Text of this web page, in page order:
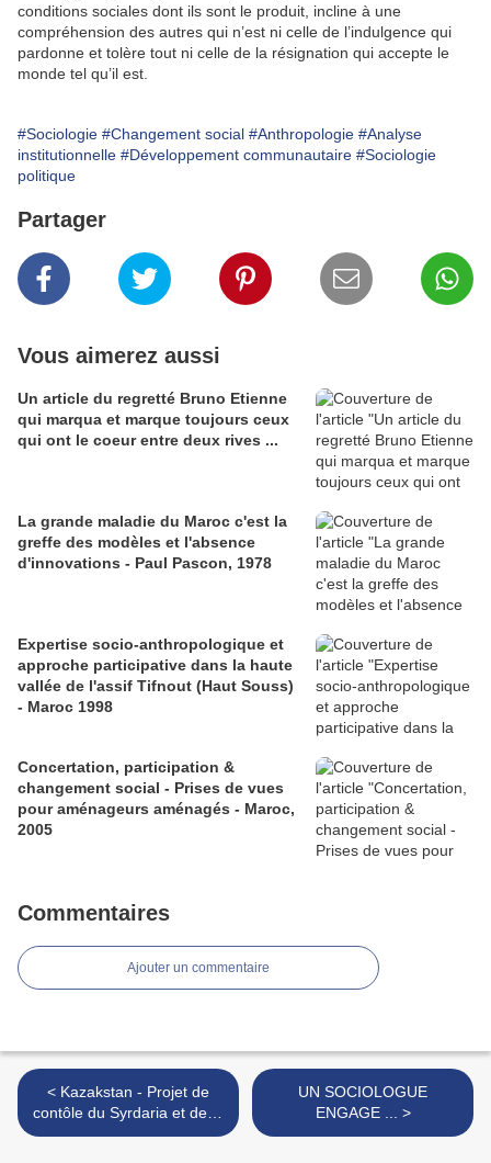
conditions sociales dont ils sont le produit, incline à une
compréhension des autres qui n’est ni celle de l’indulgence qui
pardonne et tolère tout ni celle de la résignation qui accepte le
monde tel qu’il est.
#Sociologie #Changement social #Anthropologie #Analyse
institutionnelle #Développement communautaire #Sociologie
politique
Partager
Vous aimerez aussi
Un article du regretté Bruno Etienne
qui marqua et marque toujours ceux
qui ont le coeur entre deux rives ...
La grande maladie du Maroc c'est la
greffe des modèles et l'absence
d'innovations - Paul Pascon, 1978
Expertise socio-anthropologique et
approche participative dans la haute
vallée de l'assif Tifnout (Haut Souss)
- Maroc 1998
Concertation, participation &
changement social - Prises de vues
pour aménageurs aménagés - Maroc,
2005
Commentaires
Ajouter un commentaire
< Kazakstan - Projet de
contôle du Syrdaria et de la
Mer d'Aral Nord - Gestion
UN SOCIOLOGUE
ENGAGE ... >